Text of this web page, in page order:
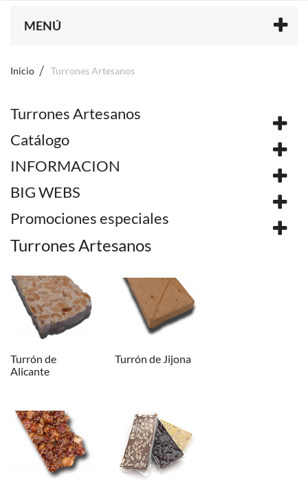
MENÚ
Inicio Turrones Artesanos
Turrones Artesanos
Catálogo
INFORMACION
BIG WEBS
Promociones especiales
Turrones Artesanos
Turrón de
Alicante
Turrón de Jijona